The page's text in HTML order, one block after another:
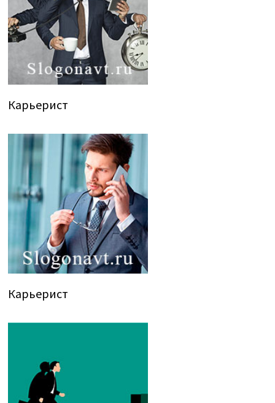
Карьерист
Карьерист